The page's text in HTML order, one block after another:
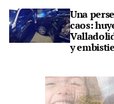
Una
caos:
y